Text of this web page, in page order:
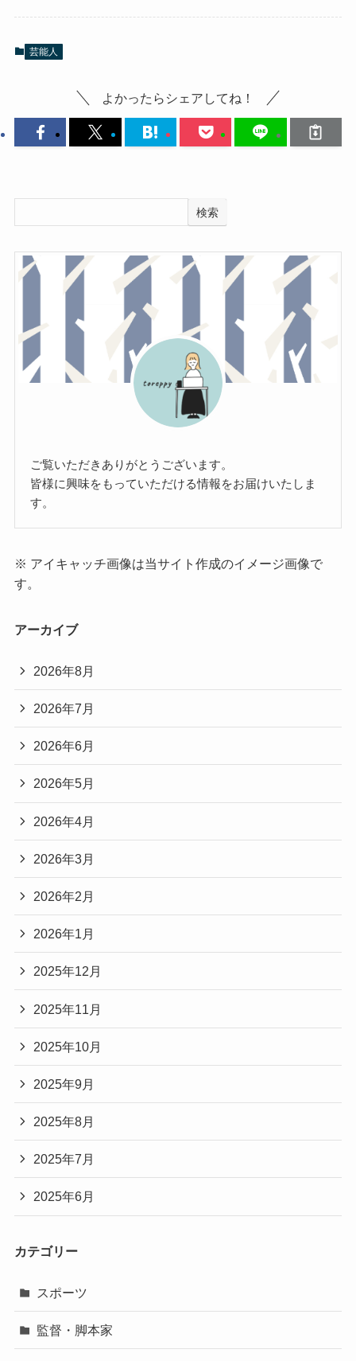
芸能人
よかったらシェアしてね！
検索
ご覧いただきありがとうございます。
皆様に興味をもっていただける情報をお届けいたしま
す。
※ アイキャッチ画像は当サイト作成のイメージ画像で
す。
アーカイブ
2026年8月
2026年7月
2026年6月
2026年5月
2026年4月
2026年3月
2026年2月
2026年1月
2025年12月
2025年11月
2025年10月
2025年9月
2025年8月
2025年7月
2025年6月
カテゴリー
スポーツ
監督・脚本家